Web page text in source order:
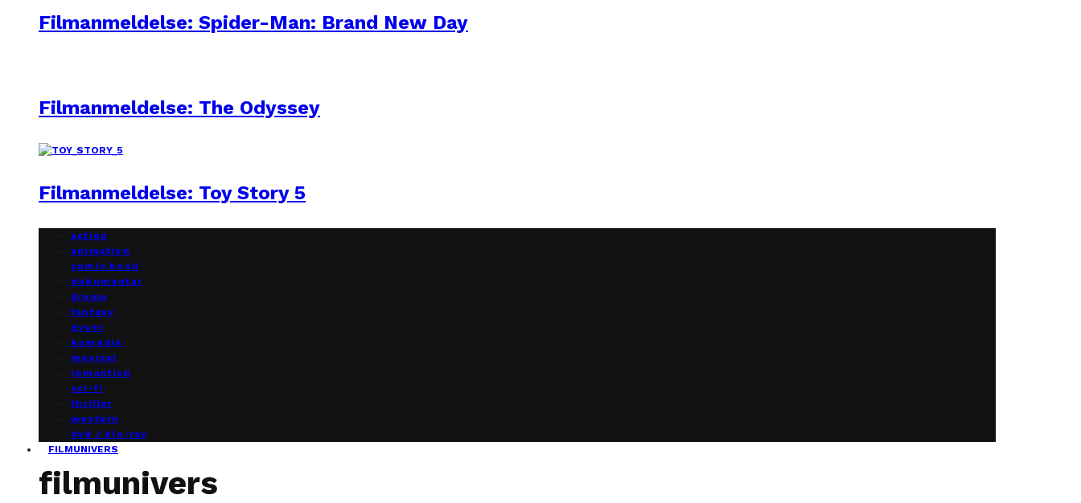
Filmanmeldelse: Spider-Man: Brand New Day
Filmanmeldelse: The Odyssey
Filmanmeldelse: Toy Story 5
action
animation
comic book
dokumentar
drama
fantasy
gyser
komedie
musical
romantisk
sci-fi
thriller
western
dvd / blu-ray
FILMUNIVERS
filmunivers